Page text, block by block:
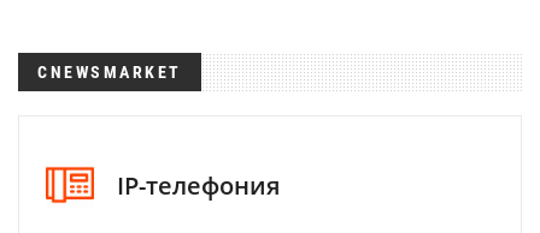
CNEWSMARKET
IP-телефония